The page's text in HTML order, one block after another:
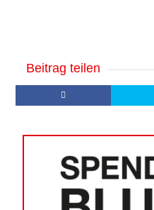
Beitrag teilen